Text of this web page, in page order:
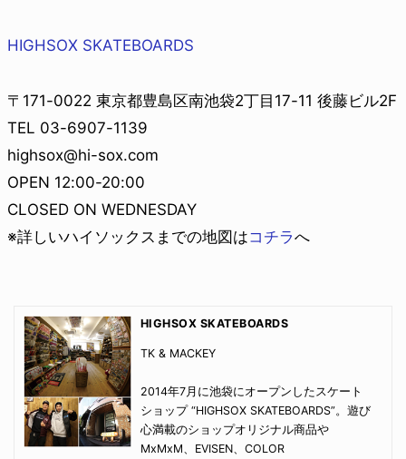
HIGHSOX SKATEBOARDS
〒171-0022 東京都豊島区南池袋2丁目17-11 後藤ビル2F
TEL 03-6907-1139
highsox@hi-sox.com
OPEN 12:00-20:00
CLOSED ON WEDNESDAY
※詳しいハイソックスまでの地図はコチラへ
HIGHSOX SKATEBOARDS
TK & MACKEY
2014年7月に池袋にオープンしたスケート
ショップ “HIGHSOX SKATEBOARDS”。遊び
心満載のショップオリジナル商品や
MxMxM、EVISEN、COLOR